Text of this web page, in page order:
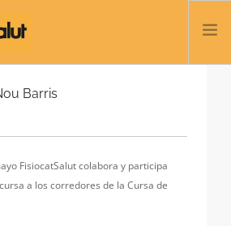
Barris
FisiocatSalut colabora y participa
a los corredores de la Cursa de